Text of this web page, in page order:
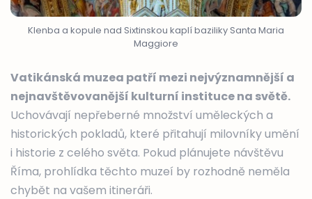
Klenba a kopule nad Sixtinskou kaplí baziliky Santa Maria
Maggiore
Vatikánská muzea patří mezi nejvýznamnější a
nejnavštěvovanější kulturní instituce na světě.
Uchovávají nepřeberné množství uměleckých a
historických pokladů, které přitahují milovníky umění
i historie z celého světa. Pokud plánujete návštěvu
Říma, prohlídka těchto muzeí by rozhodně neměla
chybět na vašem itineráři.